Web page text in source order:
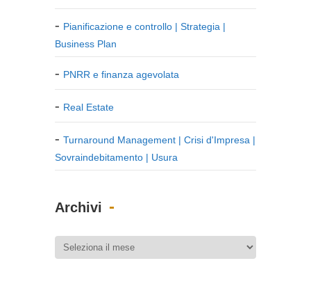
Pianificazione e controllo | Strategia |
Business Plan
PNRR e finanza agevolata
Real Estate
Turnaround Management | Crisi d'Impresa |
Sovraindebitamento | Usura
Archivi